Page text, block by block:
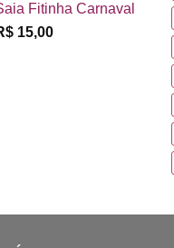
Fitinha Carnaval
15,00